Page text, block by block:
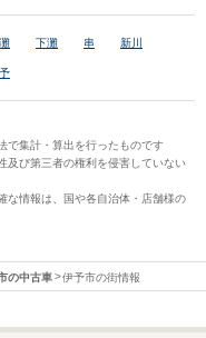
下灘 串 新川
で集計・算出を行ったものです
及び第三者の権利を侵害していない
な情報は、国や各自治体・店舗様の
の中古車 伊予市の街情報